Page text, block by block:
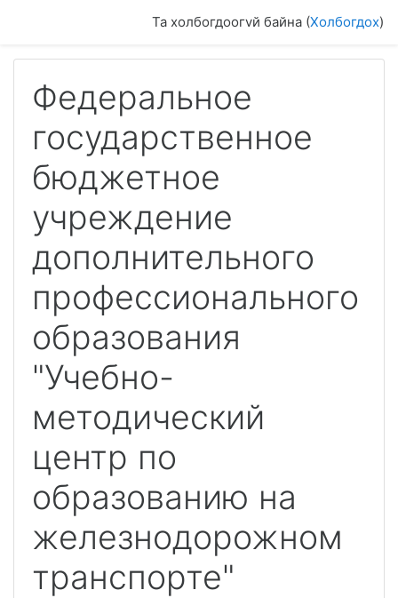
Та холбогдоогvй байна (Холбогдох)
Федеральное
государственное
бюджетное
учреждение
дополнительного
профессионального
образования
"Учебно-
методический
центр по
образованию на
железнодорожном
транспорте"